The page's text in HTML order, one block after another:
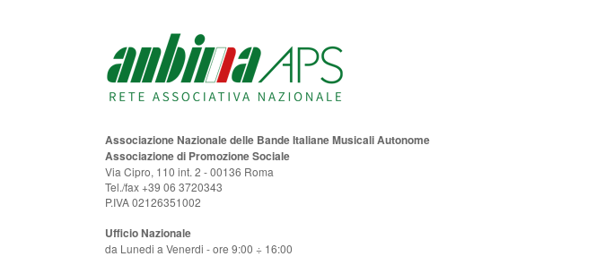
Associazione Nazionale delle Bande Italiane Musicali Autonome
Associazione di Promozione Sociale
Via Cipro, 110 int. 2 - 00136 Roma
Tel./fax +39 06 3720343
P.IVA 02126351002
Ufficio Nazionale
da Lunedi a Venerdi - ore 9:00 ÷ 16:00